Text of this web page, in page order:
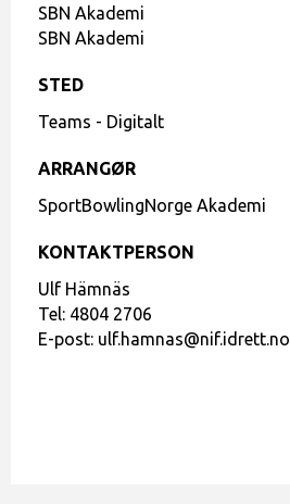
SBN Akademi
SBN Akademi
STED
Teams - Digitalt
ARRANGØR
SportBowlingNorge Akademi
KONTAKTPERSON
Ulf Hämnäs
Tel: 4804 2706
E-post: ulf.hamnas@nif.idrett.no